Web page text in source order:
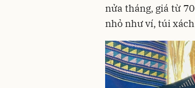
nửa tháng, giá từ
nhỏ như ví, túi